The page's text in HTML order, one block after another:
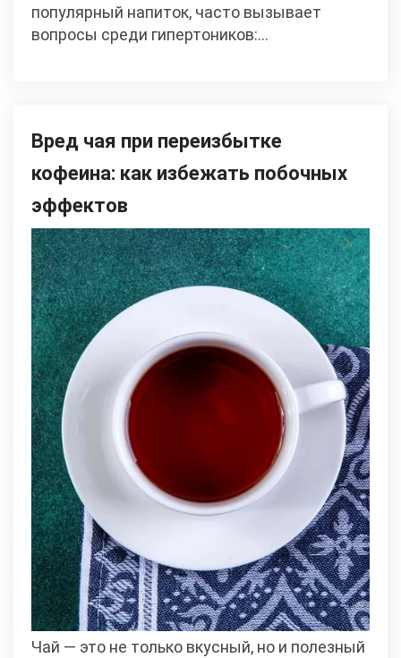
популярный напиток, часто вызывает
вопросы среди гипертоников:…
Вред чая при переизбытке
кофеина: как избежать побочных
эффектов
Чай — это не только вкусный, но и полезный